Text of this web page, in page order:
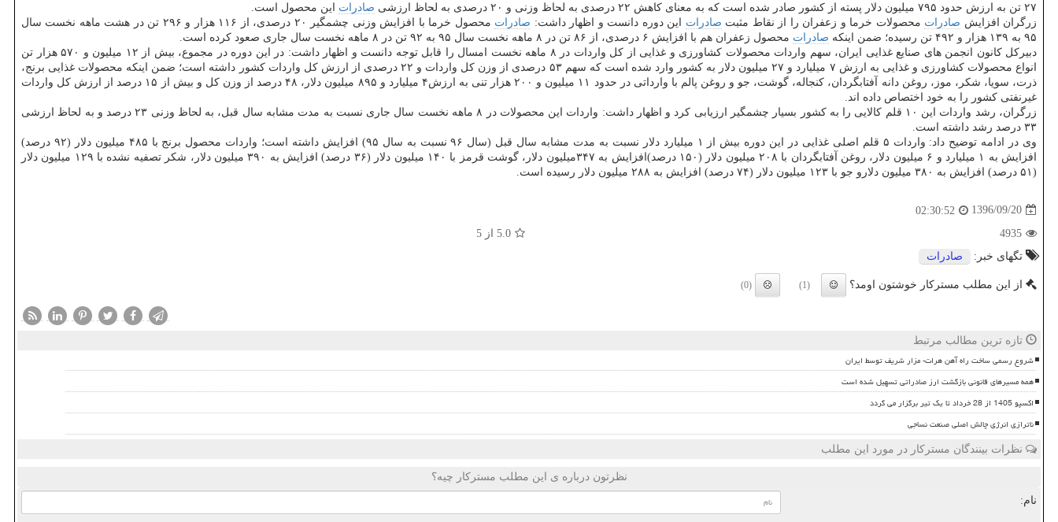
۲۷ تن به ارزش حدود ۷۹۵ میلیون دلار پسته از كشور صادر شده است كه به معنای كاهش ۲۲ درصدی به لحاظ وزنی و ۲۰ درصدی به لحاظ ارزشی
صادرات این محصول است.
زرگران افزایش صادرات محصولات خرما و زعفران را از نقاط مثبت صادرات این دوره دانست و اظهار داشت: صادرات
محصول خرما با افزایش وزنی چشمگیر ۲۰ درصدی، از ۱۱۶ هزار و ۲۹۶ تن در هشت ماهه نخست سال
۹۵ به ۱۳۹ هزار و ۴۹۲ تن رسیده؛ ضمن اینكه
صادرات محصول زعفران هم با افزایش ۶ درصدی، از ۸۶ تن در ۸ ماهه نخست سال ۹۵ به ۹۲ تن در ۸ ماهه نخست سال جاری صعود كرده است.
دبیركل كانون انجمن های صنایع غذایی ایران، سهم واردات محصولات كشاورزی و غذایی از كل واردات در ۸ ماهه نخست امسال را قابل توجه دانست و اظهار داشت: در این دوره در مجموع، بیش از ۱۲ میلیون و ۵۷۰ هزار تن
انواع محصولات كشاورزی و غذایی به ارزش ۷ میلیارد و ۲۷ میلیون دلار به كشور وارد شده است كه سهم ۵۳ درصدی از وزن كل واردات و ۲۲ درصدی از ارزش كل واردات كشور داشته است؛ ضمن اینكه محصولات غذایی برنج،
ذرت، سویا، شكر، موز، روغن دانه آفتابگردان، كنجاله، گوشت، جو و روغن پالم با وارداتی در حدود ۱۱ میلیون و ۲۰۰ هزار تنی به ارزش۴ میلیارد و ۸۹۵ میلیون دلار، ۴۸ درصد از وزن كل و بیش از ۱۵ درصد از ارزش كل واردات
غیرنفتی كشور را به خود اختصاص داده اند.
زرگران، رشد واردات این ۱۰ قلم كالایی را به كشور بسیار چشمگیر ارزیابی كرد و اظهار داشت: واردات این محصولات در ۸ ماهه نخست سال جاری نسبت به مدت مشابه سال قبل، به لحاظ وزنی ۲۳ درصد و به لحاظ ارزشی
۳۳ درصد رشد داشته است.
وی در ادامه توضیح داد: واردات ۵ قلم اصلی غذایی در این دوره بیش از ۱ میلیارد دلار نسبت به مدت مشابه سال قبل (سال ۹۶ نسبت به سال ۹۵) افزایش داشته است؛ واردات محصول برنج با ۴۸۵ میلیون دلار (۹۲ درصد)
افزایش به ۱ میلیارد و ۶ میلیون دلار، روغن آفتابگردان با ۲۰۸ میلیون دلار (۱۵۰ درصد)افزایش به ۳۴۷میلیون دلار، گوشت قرمز با ۱۴۰ میلیون دلار (۳۶ درصد) افزایش به ۳۹۰ میلیون دلار، شكر تصفیه نشده با ۱۲۹ میلیون دلار
(۵۱ درصد) افزایش به ۳۸۰ میلیون دلارو جو با ۱۲۳ میلیون دلار (۷۴ درصد) افزایش به ۲۸۸ میلیون دلار رسیده است.
1396/09/20
02:30:52
4935
5.0 از 5
تگهای خبر:
صادرات
از این مطلب مسترکار خوشتون اومد؟ (1)
(0)
تازه ترین مطالب مرتبط
شروع رسمی ساخت راه آهن هرات- مزار شریف توسط ایران
همه مسیرهای قانونی بازگشت ارز صادراتی تسهیل شده است
اکسپو 1405 از 28 خرداد تا یک تیر برگزار می گردد
ناترازی انرژی چالش اصلی صنعت نساجی
نظرات بینندگان مسترکار در مورد این مطلب
نظرتون درباره ی این مطلب مسترکار چیه؟
نام: